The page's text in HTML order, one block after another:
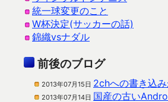
統一球変更のこと
W杯決定(サッカーの話)
錦織vsナダル
前後のブログ
2013年07月15日 2chへの書き込
2013年07月14日 国産の古い